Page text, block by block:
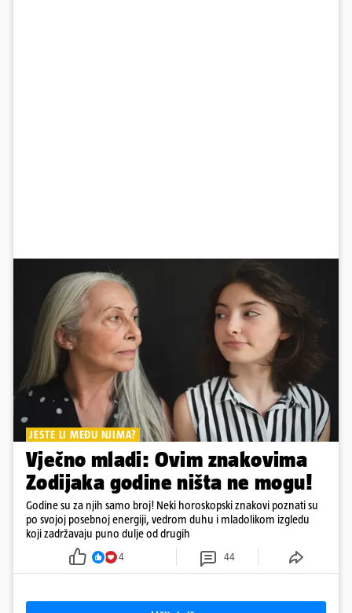
JESTE LI MEĐU NJIMA?
Vječno mladi: Ovim znakovima
Zodijaka godine ništa ne mogu!
Godine su za njih samo broj! Neki horoskopski znakovi poznati su
po svojoj posebnoj energiji, vedrom duhu i mladolikom izgledu
koji zadržavaju puno dulje od drugih
4 44